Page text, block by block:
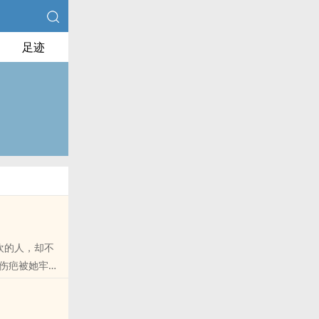
足迹
的人，却不
疤被她牢牢
男主留守